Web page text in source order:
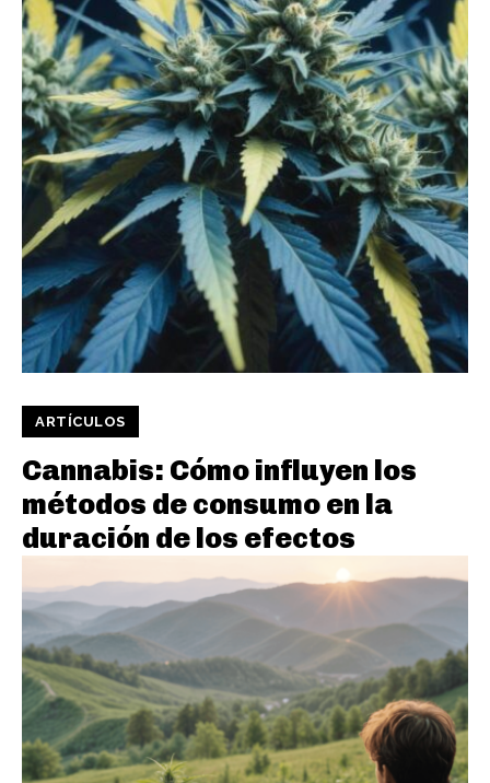
ARTÍCULOS
Cannabis: Cómo influyen los
métodos de consumo en la
duración de los efectos